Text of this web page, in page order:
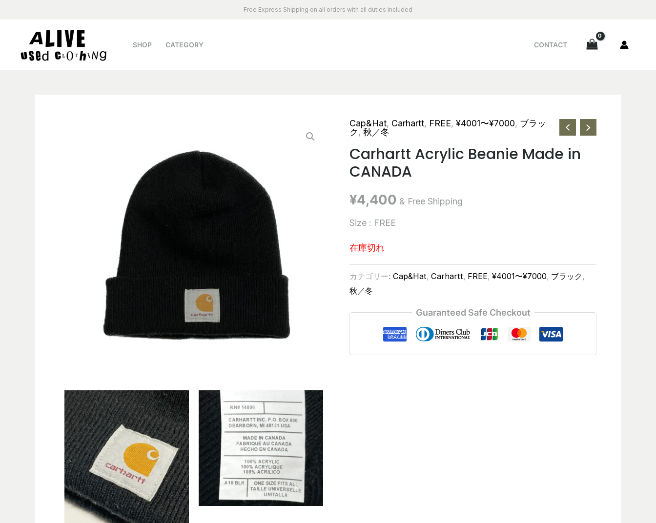
Free Express Shipping on all orders with all duties included
SHOP CATEGORY CONTACT
Cap&Hat, Carhartt, FREE, ¥4001〜¥7000, ブラッ
ク ,秋／冬
Carhartt Acrylic Beanie Made in
CANADA
¥4,400 & Free Shipping
Size : FREE
在庫切れ
カテゴリー: Cap&Hat, Carhartt, FREE, ¥4001〜¥7000, ブラック ,
秋／冬
Guaranteed Safe Checkout